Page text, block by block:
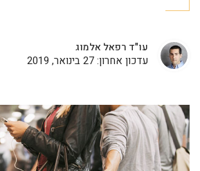
עו"ד רפאל אלמוג
עדכון אחרון: 27 בינואר, 2019